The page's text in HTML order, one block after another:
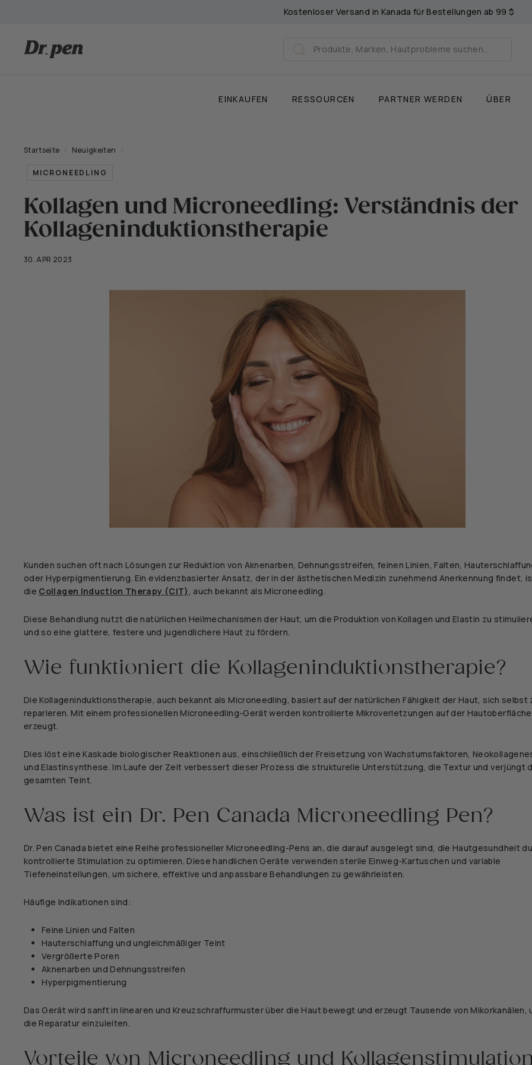
Kostenloser Versand in Kanada für Bestellungen ab 99 $
D
n
a
EINKAUFEN RESSOURCEN PARTNER WERDEN ÜBER
Startseite Neuigkeiten
MICRONEEDLING
Kollagen und Microneedling: Verständnis der
Kollageninduktionstherapie
30. APR 2023
Kunden suchen oft nach Lösungen zur Reduktion von Aknenarben, Dehnungsstreifen, feinen Linien, Falten,
oder Hyperpigmentierung. Ein evidenzbasierter Ansatz, der in der ästhetischen Medizin zunehmend Anerkennung findet,
die Collagen Induction Therapy (CIT) , auch bekannt als Microneedling.
Diese Behandlung nutzt die natürlichen Heilmechanismen der Haut, um die Produktion von Kollagen und Elastin zu
und so eine glattere, festere und jugendlichere Haut zu fördern.
Wie funktioniert die Kollageninduktionstherapie?
Die Kollageninduktionstherapie, auch bekannt als Microneedling, basiert auf der natürlichen Fähigkeit der Haut, sich selbst
reparieren. Mit einem professionellen Microneedling-Gerät werden kontrollierte Mikroverletzungen auf der Hautoberfläche
erzeugt.
Dies löst eine Kaskade biologischer Reaktionen aus, einschließlich der Freisetzung von Wachstumsfaktoren,
und Elastinsynthese. Im Laufe der Zeit verbessert dieser Prozess die strukturelle Unterstützung, die Textur und verjüngt
gesamten Teint.
Was ist ein Dr. Pen Canada Microneedling Pen?
Dr. Pen Canada bietet eine Reihe professioneller Microneedling-Pens an, die darauf ausgelegt sind, die Hautgesundheit
kontrollierte Stimulation zu optimieren. Diese handlichen Geräte verwenden sterile Einweg-Kartuschen und variable
Tiefeneinstellungen, um sichere, effektive und anpassbare Behandlungen zu gewährleisten.
Häufige Indikationen sind:
Feine Linien und Falten
Hauterschlaffung und ungleichmäßiger Teint
Vergrößerte Poren
Aknenarben und Dehnungsstreifen
Hyperpigmentierung
Das Gerät wird sanft in linearen und Kreuzschraffurmuster über die Haut bewegt und erzeugt Tausende von Mikorkanälen,
die Reparatur einzuleiten.
Vorteile von Microneedling und